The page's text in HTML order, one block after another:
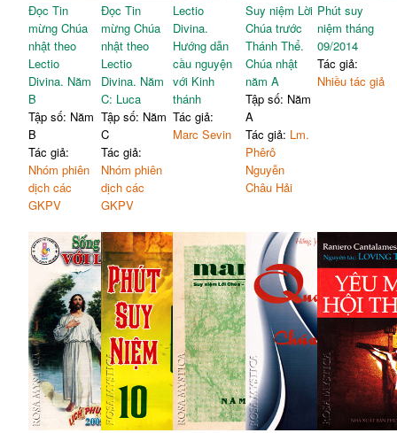
Đọc Tin
mừng Chúa
nhật theo
Lectio
Divina. Năm
B
Tập số: Năm
B
Tác giả:
Nhóm phiên
dịch các
GKPV
Đọc Tin
mừng Chúa
nhật theo
Lectio
Divina. Năm
C: Luca
Tập số: Năm
C
Tác giả:
Nhóm phiên
dịch các
GKPV
Lectio
Divina.
Hướng dẫn
cầu nguyện
với Kinh
thánh
Tác giả:
Marc Sevin
Suy niệm Lời
Chúa trước
Thánh Thể.
Chúa nhật
năm A
Tập số: Năm
A
Tác giả: Lm.
Phêrô
Nguyễn
Châu Hải
Phút suy
niệm tháng
09/2014
Tác giả:
Nhiều tác giả